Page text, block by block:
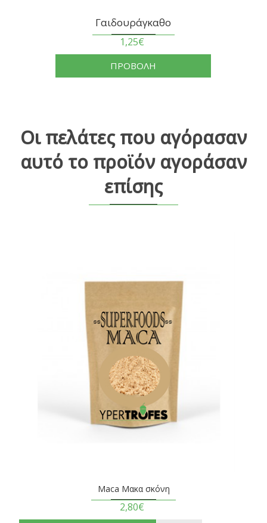
Γαιδουράγκαθο
1,25€
ΠΡΟΒΟΛΗ
Οι πελάτες που αγόρασαν
αυτό το προϊόν αγοράσαν
επίσης
Maca Μακα σκόνη
2,80€